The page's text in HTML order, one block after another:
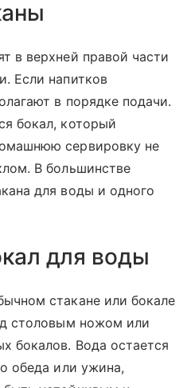
в верхней правой части
Если напитков
в порядке подачи.
бокал, который
сервировку не
В большинстве
для воды и одного
для воды
стакане или бокале
столовым ножом или
бокалов. Вода остается
обеда или ужина,